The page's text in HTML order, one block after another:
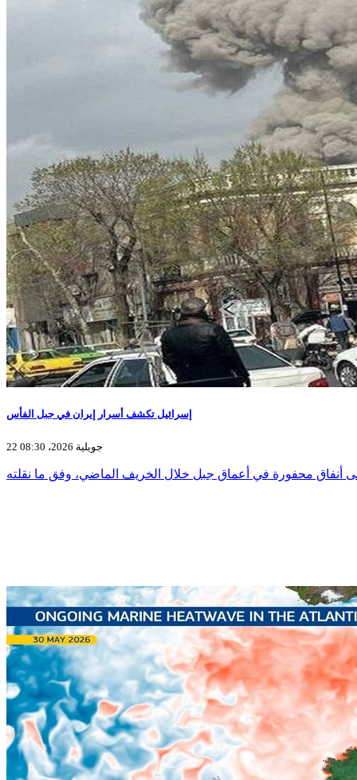
إسرائيل تكشف أسرار إيران في جبل الفأس
22 جويلية 2026، 08:30